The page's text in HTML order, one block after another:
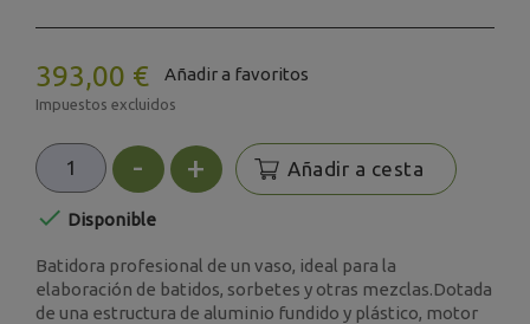
393,00 € Añadir a favoritos
Impuestos excluidos
- + Añadir a cesta
 Disponible
Batidora profesional de un vaso, ideal para la
elaboración de batidos, sorbetes y otras mezclas.Dotada
de una estructura de aluminio fundido y plástico, motor